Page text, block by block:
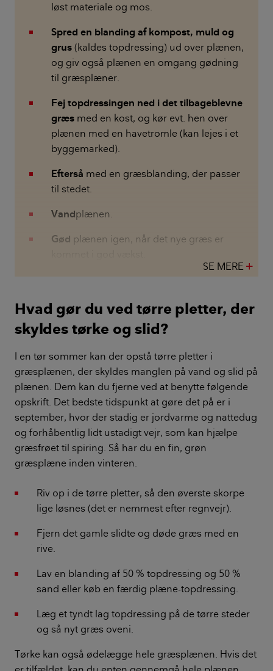
løst materiale og mos.
Spred en blanding af kompost, muld og
grus (kaldes topdressing) ud over plænen,
og giv også plænen en omgang gødning
til græsplæner.
Fej topdressingen ned i det tilbageblevne
græs med en kost, og kør evt. hen over
plænen med en havetromle (kan lejes i et
byggemarked).
Efterså med en græsblanding, der passer
til stedet.
Vandplænen.
Gød plænen igen, når det nye græs er
SE MERE
Hvad gør du ved tørre pletter, der
skyldes tørke og slid?
I en tør sommer kan der opstå tørre pletter i
græsplænen, der skyldes manglen på vand og slid på
plænen. Dem kan du fjerne ved at benytte følgende
opskrift. Det bedste tidspunkt at gøre det på er i
september, hvor der stadig er jordvarme og nattedug
og forhåbentlig lidt ustadigt vejr, som kan hjælpe
græsfrøet til spiring. Så har du en fin, grøn
græsplæne inden vinteren.
Riv op i de tørre pletter, så den øverste skorpe
lige løsnes (det er nemmest efter regnvejr).
Fjern det gamle slidte og døde græs med en
rive.
Lav en blanding af 50 % topdressing og 50 %
sand eller køb en færdig plæne-topdressing.
Læg et tyndt lag topdressing på de tørre steder
og så nyt græs oveni.
Tørke kan også ødelægge hele græsplænen. Hvis det